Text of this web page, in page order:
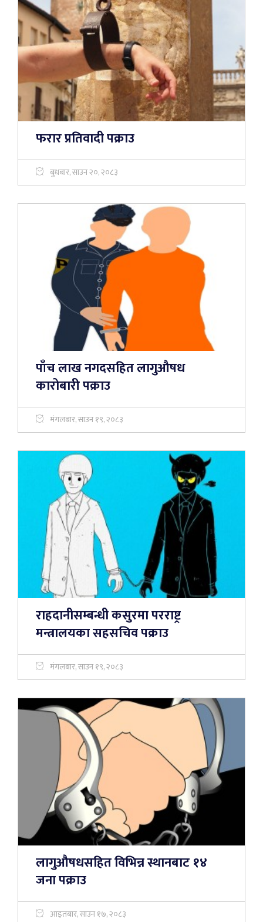
फरार प्रतिवादी पक्राउ
बुधबार, साउन २०, २०८३
पाँच लाख नगदसहित लागुऔषध
कारोबारी पक्राउ
मंगलबार, साउन १९, २०८३
राहदानीसम्बन्धी कसुरमा परराष्ट्र
मन्त्रालयका सहसचिव पक्राउ
मंगलबार, साउन १९, २०८३
लागुऔषधसहित विभिन्न स्थानबाट १४
जना पक्राउ
आइतबार, साउन १७, २०८३